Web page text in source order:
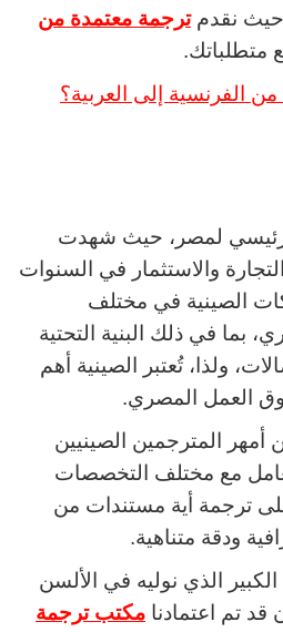
حيث نقدمترجمة معتمدة من
متطلباتك.
من الفرنسية إلى العربية؟
رئيسي لمصر، حيث شهدت
والاستثمار في السنوات
الصينية في مختلف
بما في ذلك البنية التحتية
ولذا، تُعتبر الصينية أهم
العمل المصري.
المترجمين الصينيين
مع مختلف التخصصات
ترجمة أية مستندات من
ودقة متناهية.
الكبير الذي نوليه في الألسن
قد تم اعتمادنا مكتب ترجمة